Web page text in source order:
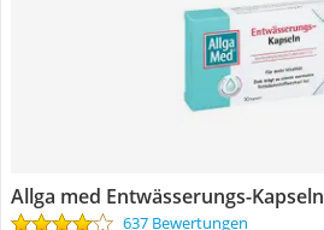
Allga med Entwässerungs-Kapseln
637 Bewertungen